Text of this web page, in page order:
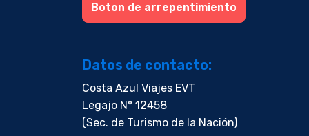
Boton de arrepentimiento
Datos de contacto:
Costa Azul Viajes EVT
Legajo N° 12458
(Sec. de Turismo de la Nación)